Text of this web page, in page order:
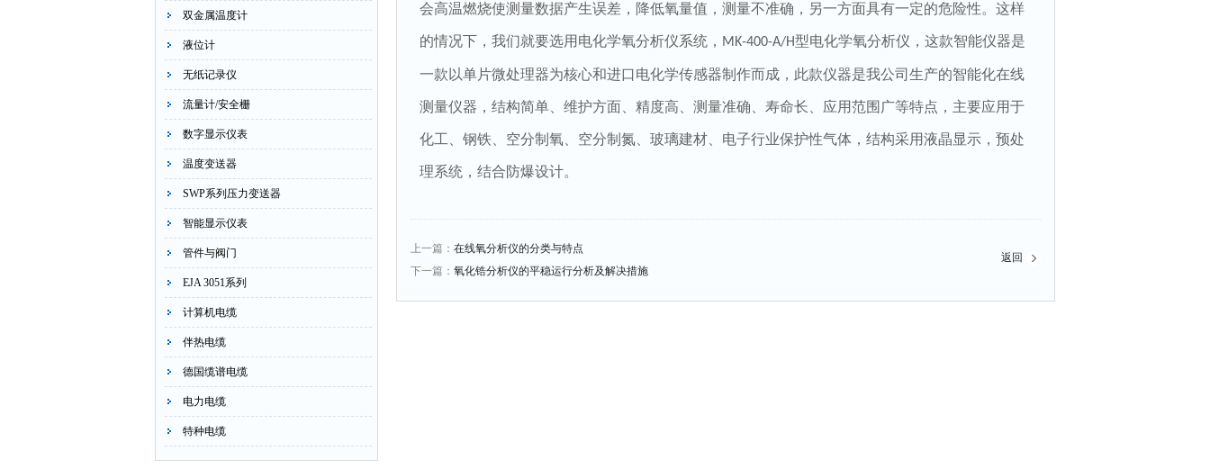
双金属温度计
液位计
无纸记录仪
流量计/安全栅
数字显示仪表
温度变送器
SWP系列压力变送器
智能显示仪表
管件与阀门
EJA 3051系列
计算机电缆
伴热电缆
德国缆谱电缆
电力电缆
特种电缆
会高温燃烧使测量数据产生误差，降低氧量值，测量不准确，另一方面具有一定的危险性。这样
的情况下，我们就要选用电化学氧分析仪系统， MK-400-A/H型电化学氧分析仪，这款智能仪器是
一款以单片微处理器为核心和进口电化学传感器制作而成，此款仪器是我公司生产的智能化在线
测量仪器，结构简单、维护方面、精度高、测量准确、寿命长、应用范围广等特点，主要应用于
化工、钢铁、空分制氧、空分制氮、玻璃建材、电子行业保护性气体，结构采用液晶显示，预处
理系统，结合防爆设计。
上一篇： 在线氧分析仪的分类与特点
下一篇： 氧化锆分析仪的平稳运行分析及解决措施
返回